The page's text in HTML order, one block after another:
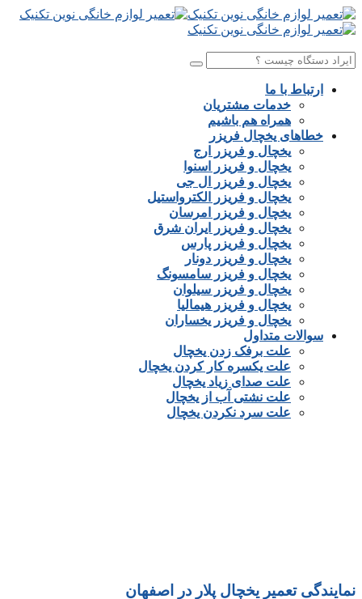
ارتباط با ما
خدمات مشتریان
همراه هم باشیم
خطاهای یخچال فریزر
یخچال و فریزر ارج
یخچال و فریزر اسنوا
یخچال و فریزر ال جی
یخچال و فریزر الکترواستیل
یخچال و فریزر امرسان
یخچال و فریزر ایران شرق
یخچال و فریزر پارس
یخچال و فریزر دونار
یخچال و فریزر سامسونگ
یخچال و فریزر سیلوان
یخچال و فریزر هیمالیا
یخچال و فریزر یخساران
سوالات متداول
علت برفک زدن یخچال
علت یکسره کار کردن یخچال
علت صدای زیاد یخچال
علت نشتی آب از یخچال
علت سرد نکردن یخچال
نمایندگی تعمیر یخچال پلار در اصفهان